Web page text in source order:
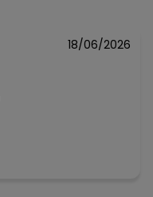
N/D*
18/06/2026